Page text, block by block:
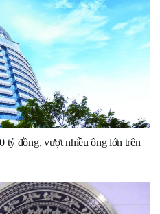
tỷ đồng, vượt nhiều ông lớn trên